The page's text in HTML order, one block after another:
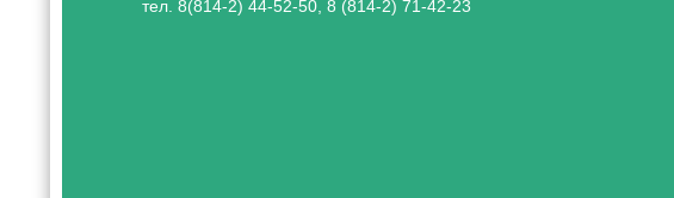
тел. 8(814-2) 44-52-50, 8 (814-2) 71-42-23